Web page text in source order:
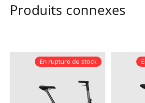
Produits connexes
En rupture de stock